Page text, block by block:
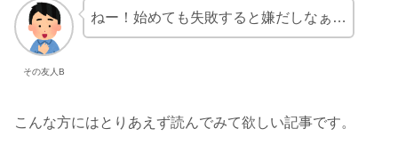
その友人B
ねー！始めても失敗すると嫌だしなぁ…
こんな方にはとりあえず読んでみて欲しい記事です。